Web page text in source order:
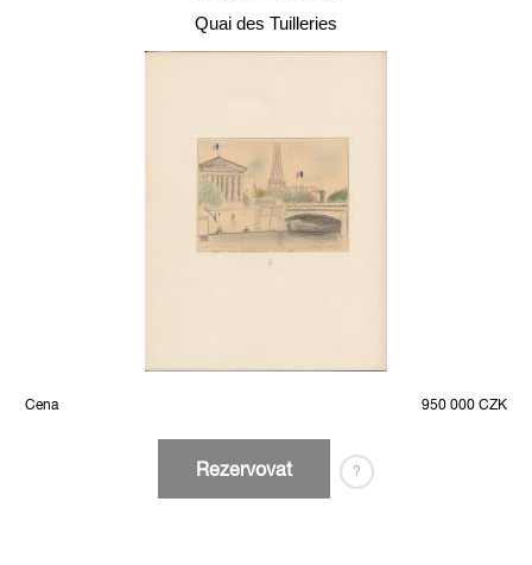
Quai des Tuilleries
Cena 950 000 CZK
Rezervovat ?